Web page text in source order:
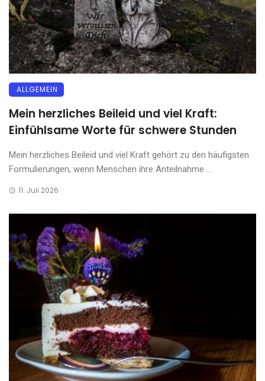
ALLGEMEIN
Mein herzliches Beileid und viel Kraft:
Einfühlsame Worte für schwere Stunden
Mein herzliches Beileid und viel Kraft gehört zu den häufigsten
Formulierungen, wenn Menschen ihre Anteilnahme ...
11. Juli 2026